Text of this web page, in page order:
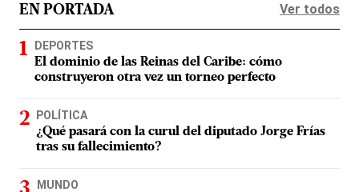
EN PORTADA Ver todos
DEPORTES
El dominio de las Reinas del Caribe: cómo
construyeron otra vez un torneo perfecto
POLÍTICA
¿Qué pasará con la curul del diputado Jorge Frías
tras su fallecimiento?
MUNDO